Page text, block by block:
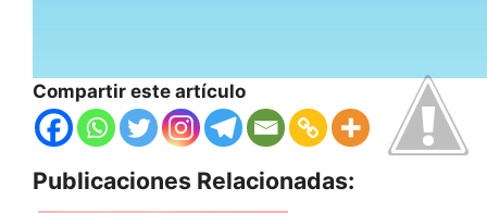
Compartir este artículo
Publicaciones Relacionadas: